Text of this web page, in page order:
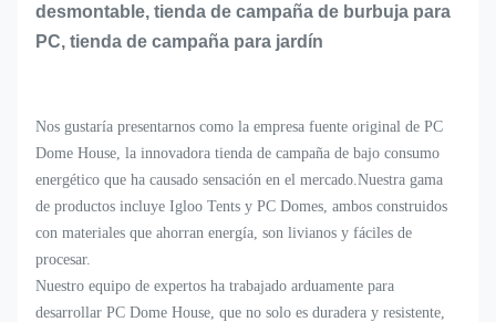
desmontable, tienda de campaña de burbuja para
PC, tienda de campaña para jardín
Nos gustaría presentarnos como la empresa fuente original de PC
Dome House, la innovadora tienda de campaña de bajo consumo
energético que ha causado sensación en el mercado.Nuestra gama
de productos incluye Igloo Tents y PC Domes, ambos construidos
con materiales que ahorran energía, son livianos y fáciles de
procesar.
Nuestro equipo de expertos ha trabajado arduamente para
desarrollar PC Dome House, que no solo es duradera y resistente,